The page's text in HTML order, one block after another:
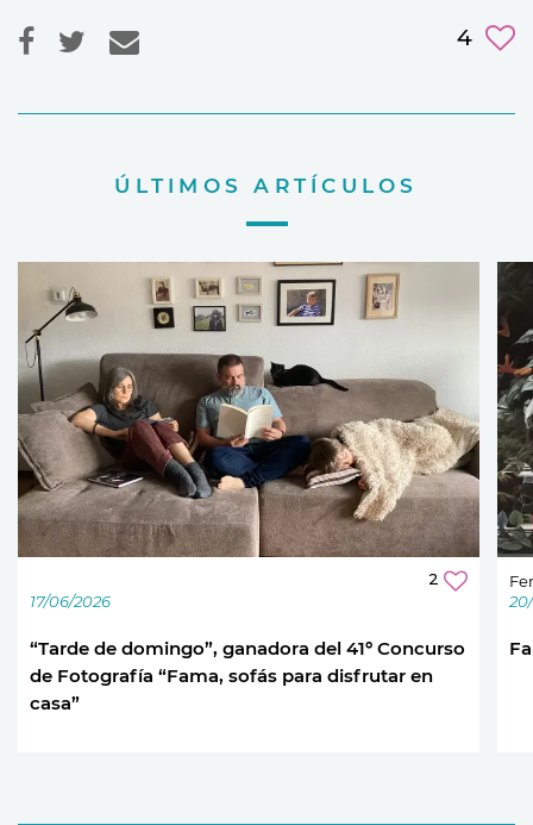
4
ÚLTIMOS ARTÍCULOS
2
17/06/2026
“Tarde de domingo”, ganadora del 41º Concurso
de Fotografía “Fama, sofás para disfrutar en
casa”